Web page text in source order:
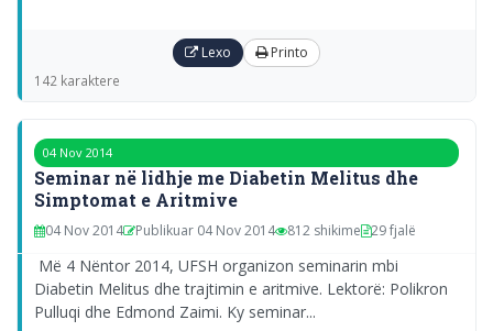
Lexo Printo
142 karaktere
04 Nov 2014
Seminar në lidhje me Diabetin Melitus dhe
Simptomat e Aritmive
04 Nov 2014 Publikuar 04 Nov 2014 812 shikime 29 fjalë
Më 4 Nëntor 2014, UFSH organizon seminarin mbi
Diabetin Melitus dhe trajtimin e aritmive. Lektorë: Polikron
Pulluqi dhe Edmond Zaimi. Ky seminar...